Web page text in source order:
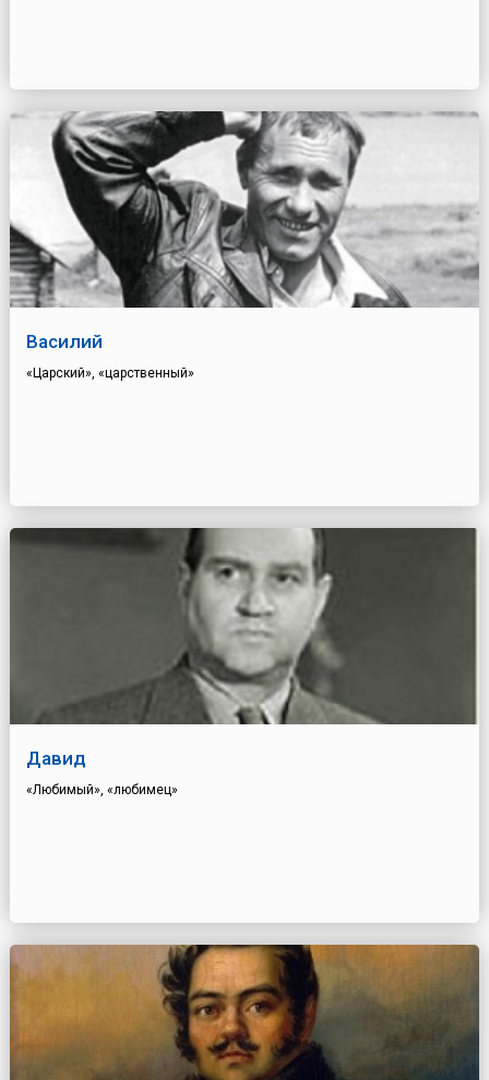
Василий
«Царский», «царственный»
Давид
«Любимый», «любимец»